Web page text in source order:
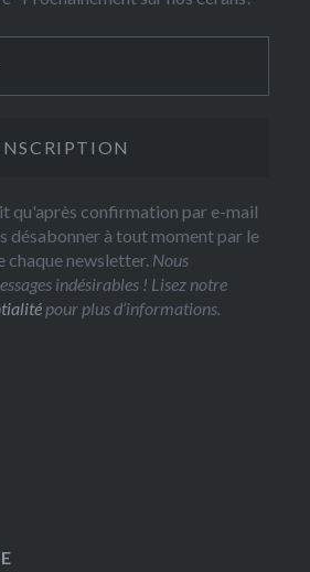
qu'après confirmation par e-mail
désabonner à tout moment par le
chaque newsletter. Nous
indésirables ! Lisez notre
pour plus d’informations.